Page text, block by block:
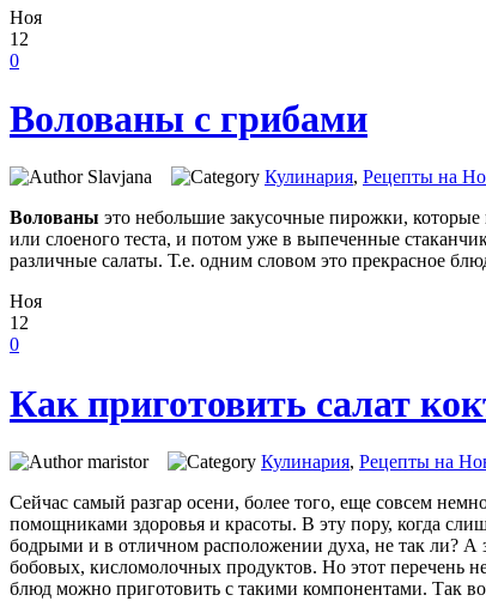
Ноя
12
0
Волованы с грибами
Slavjana Кулинария, Рецепты на
Волованы это небольшие закусочные пирожки,
или слоеного теста, и потом уже в выпеченные
различные салаты. Т.е. одним словом это прекрасное
Ноя
12
0
Как приготовить салат
maristor Кулинария, Рецепты на
Сейчас самый разгар осени, более того, еще совсем
помощниками здоровья и красоты. В эту пору, когда
бодрыми и в отличном расположении духа, не так ли? А
бобовых, кисломолочных продуктов. Но этот перечень
блюд можно приготовить с такими компонентами. Так